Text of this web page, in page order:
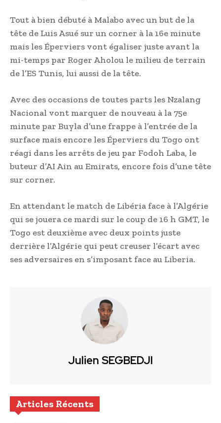
Tout à bien débuté à Malabo avec un but de la
tête de Luis Asué sur un corner à la 16e minute
mais les Éperviers vont égaliser juste avant la
mi-temps par Roger Aholou le milieu de terrain
de l’ES Tunis, lui aussi de la tête.
Avec des occasions de toutes parts les Nzalang
Nacional vont marquer de nouveau à la 75e
minute par Buyla d’une frappe à l’entrée de la
surface mais encore les Éperviers du Togo ont
réagi dans les arrêts de jeu par Fodoh Laba, le
buteur d’AI Ain au Emirats, encore fois d’une tête
sur corner.
En attendant le match de Libéria face à l’Algérie
qui se jouera ce mardi sur le coup de 16 h GMT, le
Togo est deuxième avec deux points juste
derrière l’Algérie qui peut creuser l’écart avec
ses adversaires en s’imposant face au Liberia.
Julien SEGBEDJI
Articles Récents